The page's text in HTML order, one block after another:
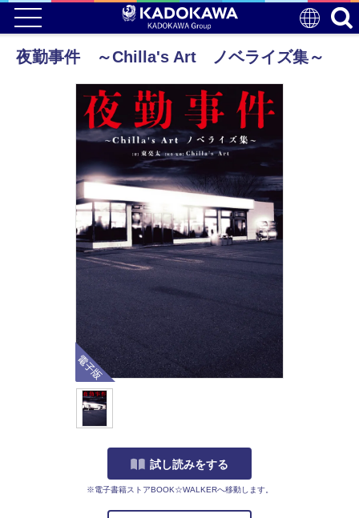
夜勤事件 ～Chilla's Art ノベライズ集～
電子版
試し読みをする
※電子書籍ストアBOOK☆WALKERへ移動します。